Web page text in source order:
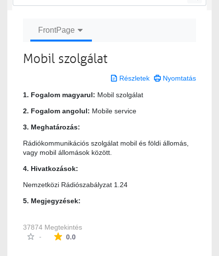
FrontPage
Mobil szolgálat
Részletek Nyomtatás
1. Fogalom magyarul: Mobil szolgálat
2. Fogalom angolul: Mobile service
3. Meghatározás:
Rádiókommunikációs szolgálat mobil és földi állomás,
vagy mobil állomások között.
4. Hivatkozások:
Nemzetközi Rádiószabályzat 1.24
5. Megjegyzések:
37874 Megtekintés
-
0.0Az átlagos minősítés 0 csillag a lehetséges 5-